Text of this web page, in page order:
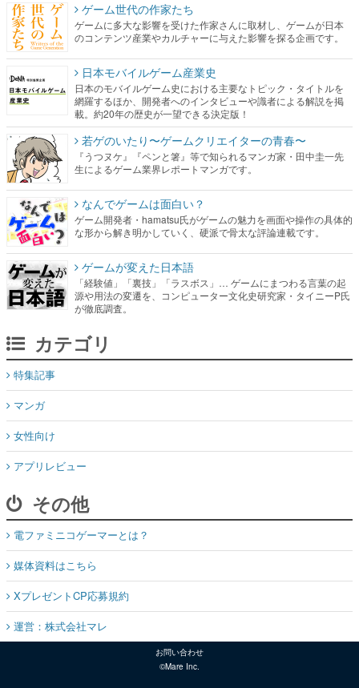
ゲーム世代の作家たち
ゲームに多大な影響を受けた作家さんに取材し、ゲームが日本
のコンテンツ産業やカルチャーに与えた影響を探る企画です。
日本モバイルゲーム産業史
日本のモバイルゲーム史における主要なトピック・タイトルを
網羅するほか、開発者へのインタビューや識者による解説を掲
載。約20年の歴史が一望できる決定版！
若ゲのいたり〜ゲームクリエイターの青春〜
『うつヌケ』『ペンと箸』等で知られるマンガ家・田中圭一先
生によるゲーム業界レポートマンガです。
なんでゲームは面白い？
ゲーム開発者・hamatsu氏がゲームの魅力を画面や操作の具体的
な形から解き明かしていく、硬派で骨太な評論連載です。
ゲームが変えた日本語
「経験値」「裏技」「ラスボス」… ゲームにまつわる言葉の起
源や用法の変遷を、コンピューター文化史研究家・タイニーP氏
が徹底調査。
カテゴリ
特集記事
マンガ
女性向け
アプリレビュー
その他
電ファミニコゲーマーとは？
媒体資料はこちら
XプレゼントCP応募規約
運営：株式会社マレ
お問い合わせ
©Mare Inc.